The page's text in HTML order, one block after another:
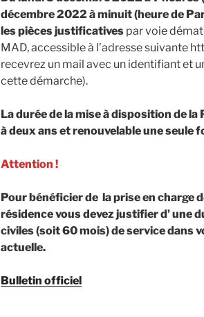
décembre 2022 à minuit (heure de
les pièces justificatives par voie
MAD, accessible à l’adresse suivante
recevrez un mail avec un identifiant et
cette démarche).
La durée de la mise à disposition de
à deux ans et renouvelable une seule
Attention !
Pour bénéficier de laprise en charge
résidencevous devez justifier d’ une
civiles (soit 60 mois) de servicedans
actuelle.
Bulletin officiel